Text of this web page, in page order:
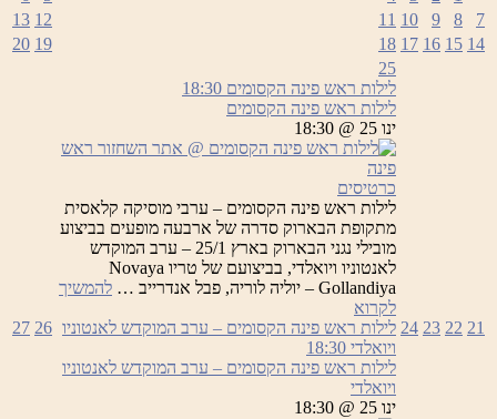
7
8
9
10
11
12
13
14
15
16
17
18
19
20
21
22
23
24
25
לילות ראש פינה הקסומים 18:30
לילות ראש פינה הקסומים
ינו 25 @ 18:30
כרטיסים
לילות ראש פינה הקסומים – ערבי מוסיקה קלאסית
מתקופת הבארוק סדרה של ארבעה מופעים בביצוע
מובילי נגני הבארוק בארץ 25/1 – ערב המוקדש
לאנטוניו ויואלדי, בביצועם של טריו Novaya
Gollandiya – יוליה לוריה, פבל אנדרייב …
להמשיך
לקרוא
ראש
פינה
הקסומים
לילות ראש פינה הקסומים – ערב המוקדש לאנטוניו
ויואלדי 18:30
לילות ראש פינה הקסומים – ערב המוקדש לאנטוניו
ויואלדי
ינו 25 @ 18:30
26
27